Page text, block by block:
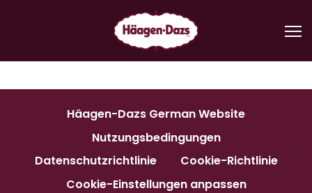
Häagen-Dazs German Website
Nutzungsbedingungen
Datenschutzrichtlinie
Cookie-Richtlinie
Cookie-Einstellungen anpassen